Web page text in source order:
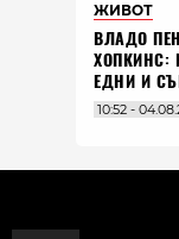
ЖИВОТ
ВЛАДO
ХОПКИНС:
ЕДНИ И
10:52 -